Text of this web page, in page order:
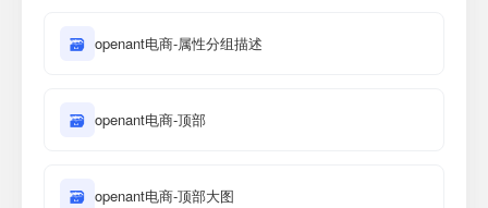
🗃 openant电商-属性分组描述
🗃 openant电商-顶部
🗃 openant电商-顶部大图